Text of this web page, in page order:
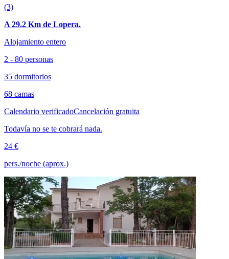
(3)
A 29.2 Km de Lopera.
Alojamiento entero
2 - 80 personas
35 dormitorios
68 camas
Calendario verificadoCancelación gratuita
Todavía no se te cobrará nada.
24 €
pers./noche (aprox.)